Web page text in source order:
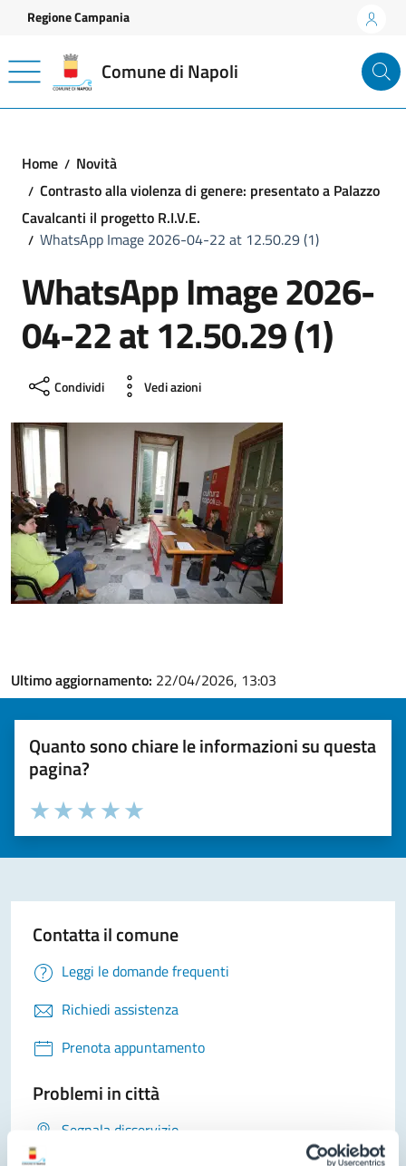
Vai ai contenuti
Vai al footer
Regione Campania
Comune di Napoli
Home
Novità
Contrasto alla violenza di genere: presentato a Palazzo
Cavalcanti il progetto R.I.V.E.
WhatsApp Image 2026-04-22 at 12.50.29 (1)
WhatsApp Image 2026-
04-22 at 12.50.29 (1)
Condividi Vedi azioni
Ultimo aggiornamento: 22/04/2026, 13:03
Quanto sono chiare le informazioni su questa
pagina?
Valuta la chiarezza delle informazioni (da 1 a 5 stelle)
Seleziona il numero di stelle per valutare la chiarezza delle
Valuta 5 stelle su 5
Valuta 4 stelle su 5
Valuta 3 stelle su 5
Valuta 2 stelle su 5
Valuta 1 stelle su 5
Contatta il comune
Leggi le domande frequenti
Richiedi assistenza
Prenota appuntamento
Problemi in città
Segnala disservizio